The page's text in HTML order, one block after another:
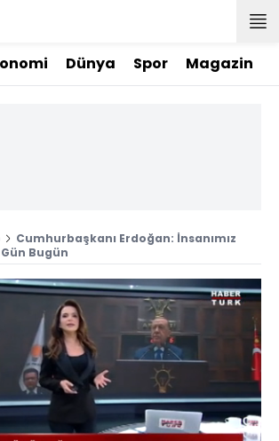
Dünya Spor Magazin
Cumhurbaşkanı Erdoğan: İnsanımız
Bugün
: